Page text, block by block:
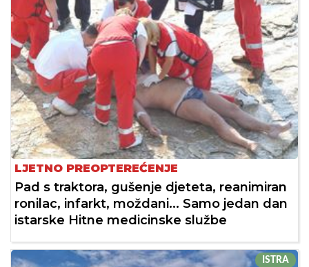
LJETNO PREOPTEREĆENJE
Pad s traktora, gušenje djeteta, reanimiran
ronilac, infarkt, moždani... Samo jedan dan
istarske Hitne medicinske službe
ISTRA